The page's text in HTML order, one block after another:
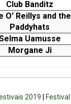
Club Banditz
O' Reillys and the
Paddyhats
Uamusse
Morgane Ji
2019
Festival